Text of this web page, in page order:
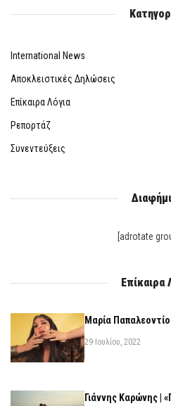
International News
Αποκλειστικές Δηλώσεις
Επίκαιρα Λόγια
Ρεπορτάζ
Συνεντεύξεις
[adrotate
Επίκαιρα
Μαρία
29 Ιουλίου, 2022
Γιάννης Καρώνης |